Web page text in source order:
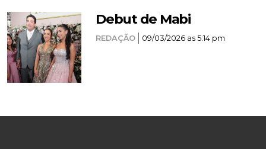
Debut de Mabi
REDAÇÃO 09/03/2026 as 5:14 pm